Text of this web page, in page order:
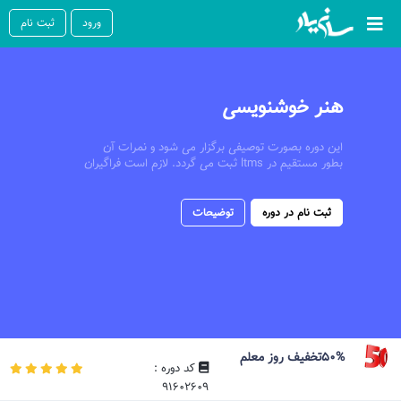
ورود ثبت نام
هنر خوشنویسی
این دوره بصورت توصیفی برگزار می شود و نمرات آن
بطور مستقیم در ltms ثبت می گردد. لازم است فراگیران
آزمون پایان دوره شرکت نمایند.
ثبت نام در دوره توضیحات
50%تخفیف روز معلم
کد دوره :
91602609